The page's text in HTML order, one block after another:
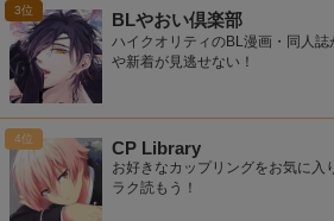
BLやおい倶楽部
ハイクオリティのBL漫画・同人
や新着が見逃せない！
CP Library
お好きなカップリングをお気に入
ラク読もう！